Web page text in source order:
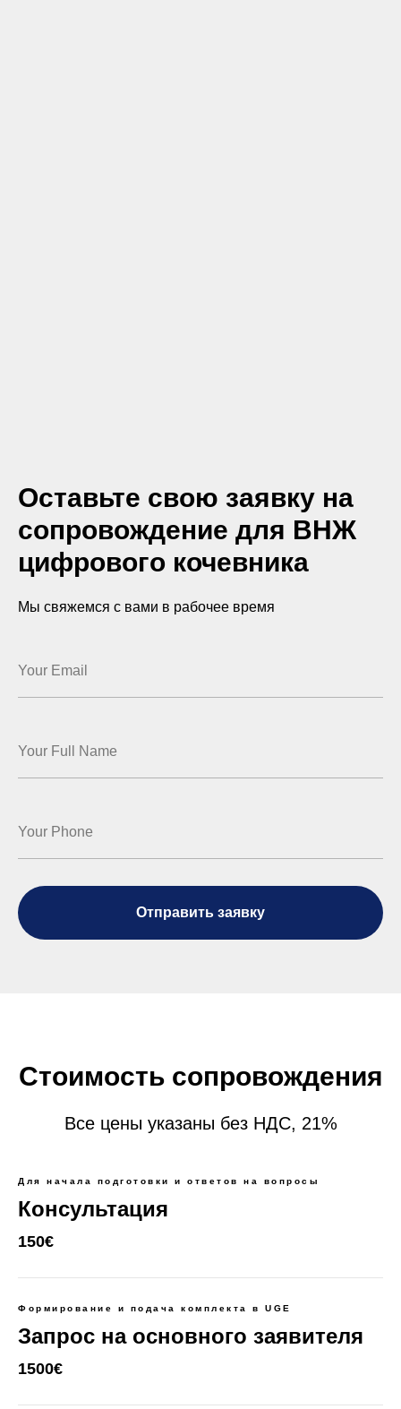
Оставьте свою заявку на
сопровождение для ВНЖ
цифрового кочевника
Мы свяжемся с вами в рабочее время
Отправить заявку
Стоимость сопровождения
Все цены указаны без НДС, 21%
Для начала подготовки и ответов на вопросы
Консультация
150€
Формирование и подача комплекта в UGE
Запрос на основного заявителя
1500€